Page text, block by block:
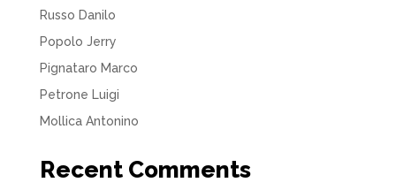
Russo Danilo
Popolo Jerry
Pignataro Marco
Petrone Luigi
Mollica Antonino
Recent Comments